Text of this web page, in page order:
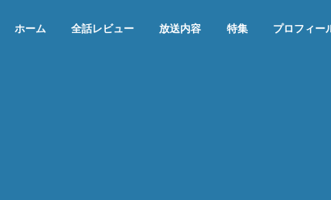
ホーム 全話レビュー 放送内容 特集 プロフィー